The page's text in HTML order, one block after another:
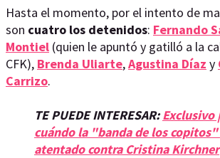
Hasta el momento, por el intento de
son cuatro los detenidos: Fernando
Montiel (quien le apuntó y gatilló a la
CFK), Brenda Uliarte,Agustina Díaz y
Carrizo.
TE PUEDE INTERESAR:Exclusivo
cuándo la "banda de los
atentado contra Cristina Kirchner